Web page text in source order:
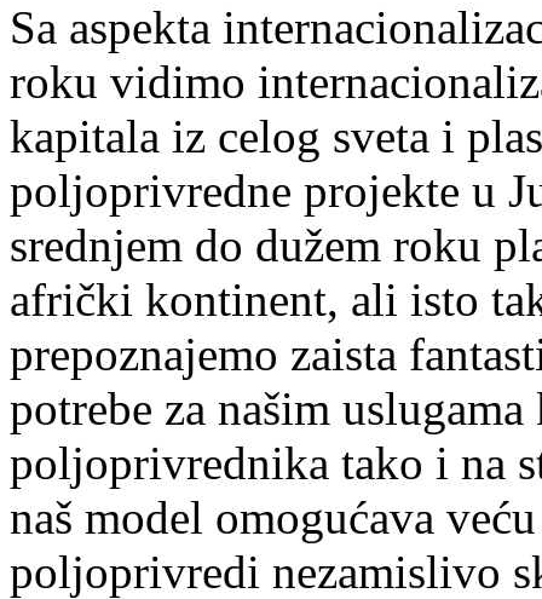
Sa aspekta
roku vidimo
kapitala iz celog sveta i
poljoprivredne projekte u
srednjem do dužem roku
afrički kontinent, ali isto
prepoznajemo zaista
potrebe za našim
poljoprivrednika tako i na
naš model omogućava
poljoprivredi nezamislivo